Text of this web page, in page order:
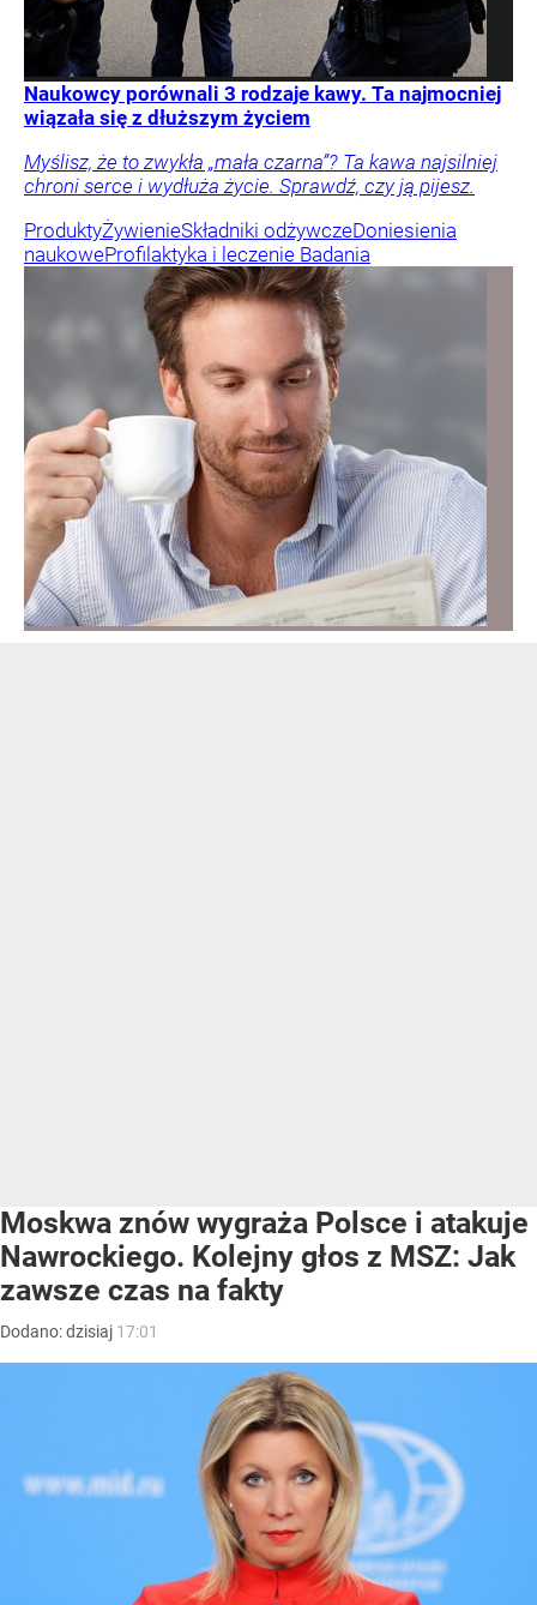
Naukowcy porównali 3 rodzaje kawy. Ta najmocniej
wiązała się z dłuższym życiem
Myślisz, że to zwykła „mała czarna”? Ta kawa najsilniej
chroni serce i wydłuża życie. Sprawdź, czy ją pijesz.
ProduktyŻywienieSkładniki odżywczeDoniesienia
naukoweProfilaktyka i leczenie Badania
Moskwa znów wygraża Polsce i atakuje
Nawrockiego. Kolejny głos z MSZ: Jak
zawsze czas na fakty
Dodano:dzisiaj 17:01